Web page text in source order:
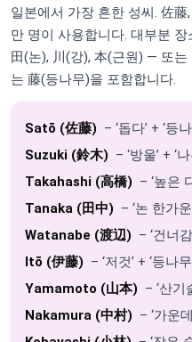
일본에서 가장 흔한 성씨. 佐
만 명이 사용합니다. 대부분
田(논), 川(강), 本(근원) — 또
는 藤(등나무)을 포함합니다.
Satō (佐藤) – ‘돕다’ + ‘등
Suzuki (鈴木) – ‘방울’ + ‘
Takahashi (高橋) – ‘높은
Tanaka (田中) – ‘논 한가운
Watanabe (渡辺) – ‘건너
Itō (伊藤) – ‘저것’ + ‘등나무
Yamamoto (山本) – ‘산기
Nakamura (中村) – ‘가운